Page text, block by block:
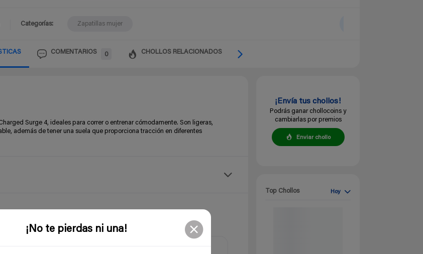
¡No te pierdas ni una!
Categorías: Zapatillas mujer
COMENTARIOS 0 CHOLLOS RELACIONADOS
Surge 4, ideales para correr o entrenar cómodamente. Son ligeras,
además de tener una suela que proporciona tracción en diferentes
¡Envía tus chollos!
Podrás ganar chollocoins y
cambiarlas por premios
Enviar chollo
Top Chollos Hoy